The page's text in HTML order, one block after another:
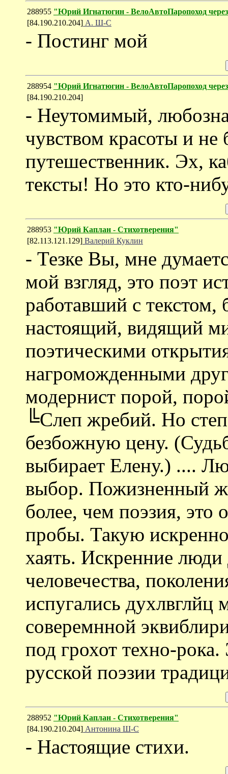
288955 "Юрий Игнатюгин - ВелоАвтоПаропоход
[84.190.210.204] А. Ш-С
- Постинг мой
288954 "Юрий Игнатюгин - ВелоАвтоПаропоход
[84.190.210.204]
- Неутомимый,
чувством красоты и не
путешественник. Эх,
тексты! Но это кто-
288953 "Юрий Каплан - Cтихотверения"
[82.113.121.129] Валерий Куклин
- Тезке Вы, мне
мой взгляд, это поэт
работавший с текстом,
настоящий, видящий
поэтическими
нагроможденными
модернист порой,
╚Слеп жребий. Но
безбожную цену.
выбирает Елену.) ....
выбор. Пожизненный
более, чем поэзия, это
пробы. Такую
хаять. Искренние
человечества,
испугались
соверемнной
под грохот техно-
русской поэзии
288952 "Юрий Каплан - Cтихотверения"
[84.190.210.204] Антонина Ш-С
- Настоящие стихи.